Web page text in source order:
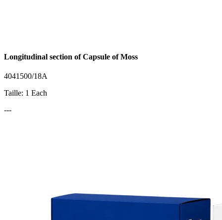
Longitudinal section of Capsule of Moss
4041500/18A
Taille: 1 Each
---